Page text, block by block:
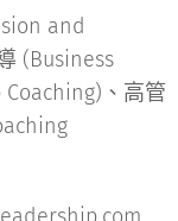
and
(Business
、高管